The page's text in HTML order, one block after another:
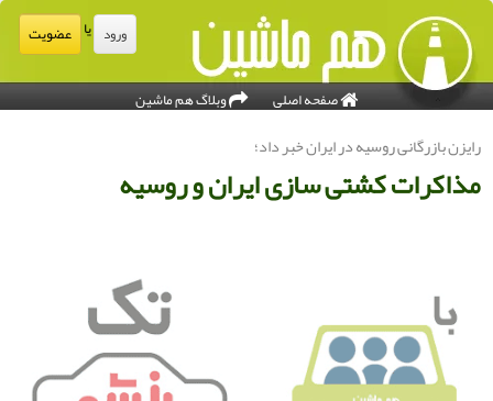
ورود عضویت
صفحه اصلی وبلاگ هم ماشین
رایزن بازرگانی روسیه در ایران خبر داد؛
مذاكرات كشتی سازی ایران و روسیه